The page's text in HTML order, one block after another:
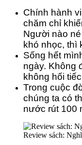
Chính hành
chăm chỉ
Người nào
khó nhọc, thì
Sống hết
ngày. Không
không hối
Trong cuộc
chúng ta có
nước rút 100
Review sách: